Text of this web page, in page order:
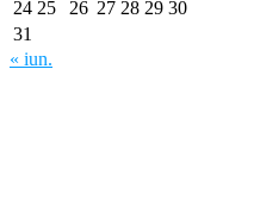
24 25 26 27 28 29 30
31
« iun.